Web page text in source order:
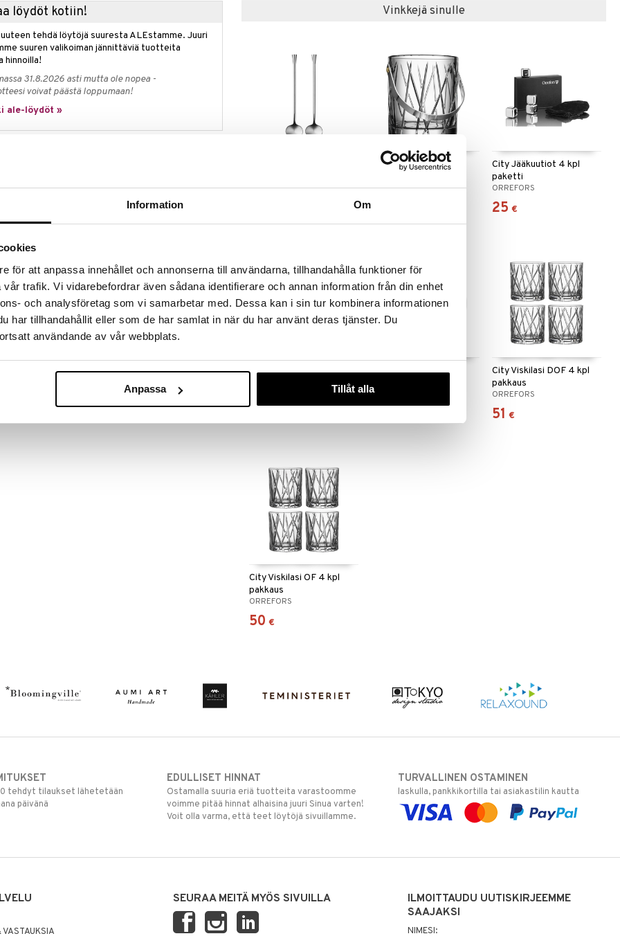
Information Om
för att anpassa innehållet och annonserna till användarna, tillhandahålla funktioner för
trafik. Vi vidarebefordrar även sådana identifierare och annan information från din enhet
och analysföretag som vi samarbetar med. Dessa kan i sin tur kombinera informationen
har tillhandahållit eller som de har samlat in när du har använt deras tjänster. Du
användande av vår webbplats.
Anpassa Tillåt alla
löydöt kotiin!
tehdä löytöjä suuresta ALEstamme. Juuri
suuren valikoiman jännittäviä tuotteita
hinnoilla!
31.8.2026 asti mutta ole nopea -
voivat päästä loppumaan!
ale-löydöt »
tyypillisellä Orrefors-tunteella. Leikkaus lasin
Kestää konepesun.
86 mm
Vinkkejä sinulle
ORREFORS
City Jääastia
ORREFORS
134
City Jääkuutiot 4 kpl
paketti
ORREFORS
25 €
City Karahvi
City Lasinalunen 4 kpl
ORREFORS
City Viskilasi DOF 4 kpl
pakkaus
ORREFORS
51 €
City Viskilasi OF 4 kpl
pakkaus
ORREFORS
50 €
tehdyt tilaukset lähetetään
päivänä
EDULLISET HINNAT
Ostamalla suuria eriä tuotteita varastoomme
voimme pitää hinnat alhaisina juuri Sinua varten!
Voit olla varma, että teet löytöjä sivuillamme.
TURVALLINEN OSTAMINEN
laskulla, pankkikortilla tai asiakastilin kautta
SEURAA MEITÄ MYÖS SIVUILLA
ILMOITTAUDU UUTISKIRJEEMME
SAAJAKSI
NIMESI: